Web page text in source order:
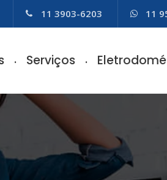
11 3903-6203 11
Serviços